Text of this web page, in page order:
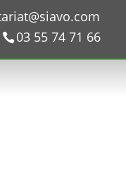
03 55 74 71 66